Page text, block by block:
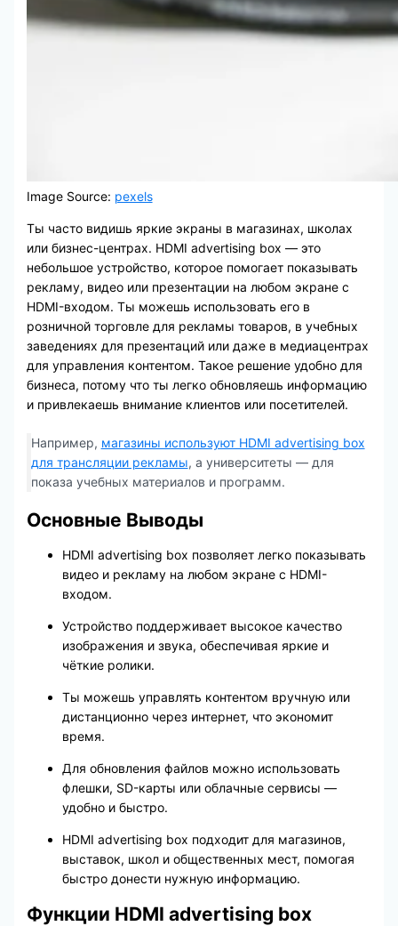
Image Source: pexels
Ты часто видишь яркие экраны в магазинах, школах
или бизнес-центрах. HDMI advertising box — это
небольшое устройство, которое помогает показывать
рекламу, видео или презентации на любом экране с
HDMI-входом. Ты можешь использовать его в
розничной торговле для рекламы товаров, в учебных
заведениях для презентаций или даже в медиацентрах
для управления контентом. Такое решение удобно для
бизнеса, потому что ты легко обновляешь информацию
и привлекаешь внимание клиентов или посетителей.
Например, магазины используют HDMI advertising box
для трансляции рекламы, а университеты — для
показа учебных материалов и программ.
Основные Выводы
HDMI advertising box позволяет легко показывать
видео и рекламу на любом экране с HDMI-
входом.
Устройство поддерживает высокое качество
изображения и звука, обеспечивая яркие и
чёткие ролики.
Ты можешь управлять контентом вручную или
дистанционно через интернет, что экономит
время.
Для обновления файлов можно использовать
флешки, SD-карты или облачные сервисы —
удобно и быстро.
HDMI advertising box подходит для магазинов,
выставок, школ и общественных мест, помогая
быстро донести нужную информацию.
Функции HDMI advertising box